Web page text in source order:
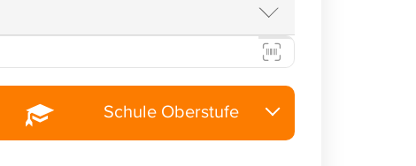
Schule Oberstufe